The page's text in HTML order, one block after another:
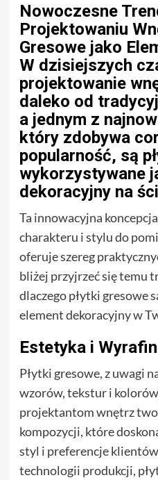
Nowoczesne
Projektowaniu
Gresowe jako
W dzisiejszych
projektowanie
daleko od
a jednym z
który zdobywa
popularność, są
wykorzystywane
dekoracyjny na
Ta innowacyjna
charakteru i stylu do
oferuje szereg
bliżej przyjrzeć się temu
dlaczego płytki gresowe
element dekoracyjny w
Estetyka i
Płytki gresowe, z uwagi
wzorów, tekstur i
projektantom wnętrz
kompozycji, które
styl i preferencje
technologii produkcji,